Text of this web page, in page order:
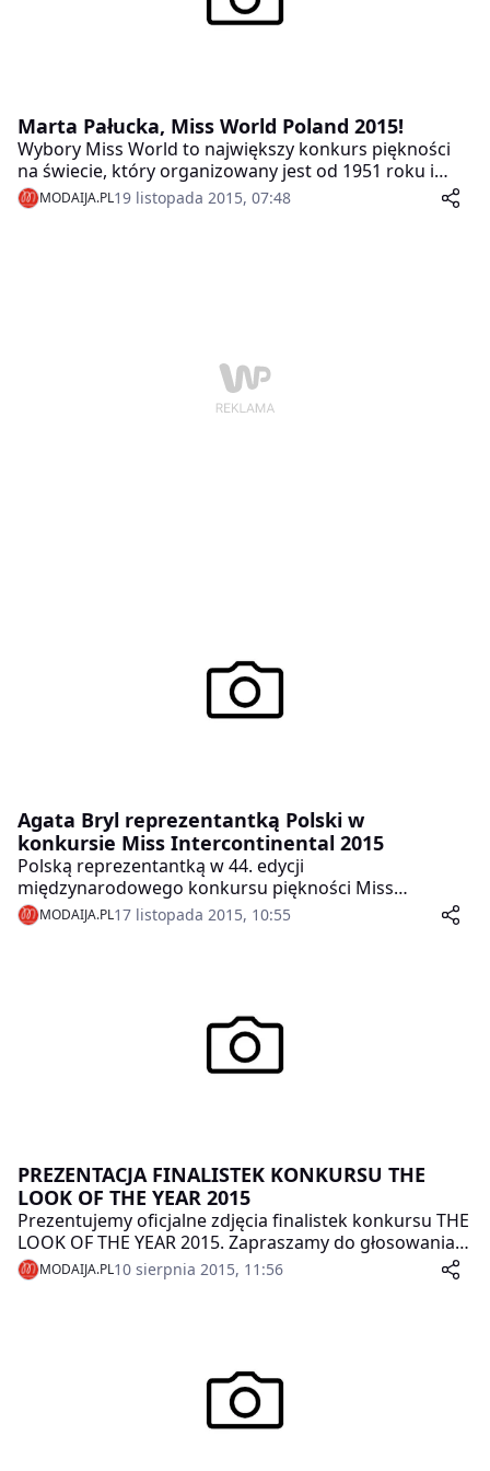
Marta Pałucka, Miss World Poland 2015!
Wybory Miss World to największy konkurs piękności
na świecie, który organizowany jest od 1951 roku i
biorą w nim udział reprezentantki ponad 100 krajów.
W tym roku koronę i tytuł najpiękniejszej Polki Miss
MODAIJA.PL19 listopada 2015, 07:48
Agata Bryl reprezentantką Polski w
konkursie Miss Intercontinental 2015
Polską reprezentantką w 44. edycji
międzynarodowego konkursu piękności Miss
Intercontinental 2015 będzie 20 letnia Agata Bryl z
Konstantynowa Łódzkiego. Finał wyborów odbędzie
MODAIJA.PL17 listopada 2015, 10:55
PREZENTACJA FINALISTEK KONKURSU THE
LOOK OF THE YEAR 2015
Prezentujemy oficjalne zdjęcia finalistek konkursu THE
LOOK OF THE YEAR 2015. Zapraszamy do głosowania
SMS na swoją faworytkę, która razem ze zwyciężczynią
The Look Of The Year 2015, pojedzie na światowy finał
MODAIJA.PL10 sierpnia 2015, 11:56